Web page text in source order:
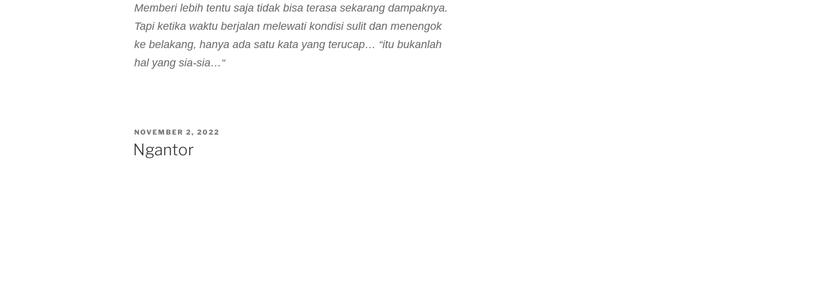
Memberi lebih tentu saja tidak bisa terasa sekarang dampaknya.
Tapi ketika waktu berjalan melewati kondisi sulit dan menengok
ke belakang, hanya ada satu kata yang terucap… “itu bukanlah
hal yang sia-sia… “
POSTED
NOVEMBER 2, 2022
Ngantor